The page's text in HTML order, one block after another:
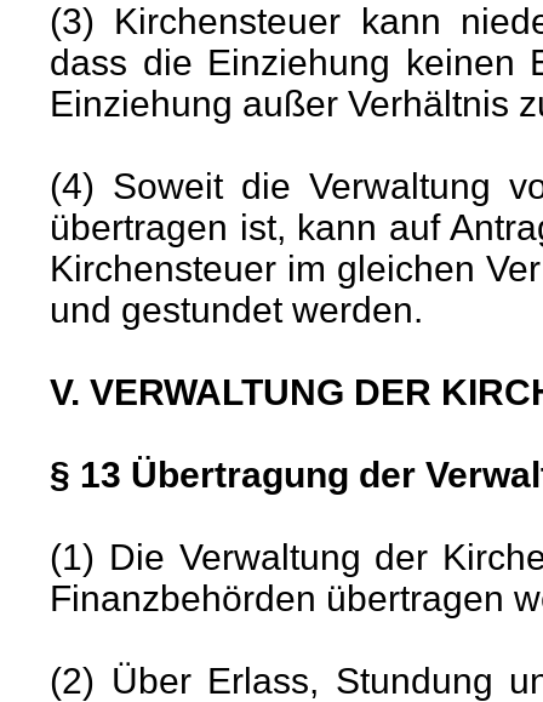
(3) Kirchensteuer kann
dass die Einziehung keinen
Einziehung außer Verhältnis
(4) Soweit die Verwaltung
übertragen ist, kann auf
Kirchensteuer im gleichen
und gestundet werden.
V. VERWALTUNG DER
§ 13 Übertragung der
(1) Die Verwaltung der
Finanzbehörden übertragen
(2) Über Erlass, Stundung